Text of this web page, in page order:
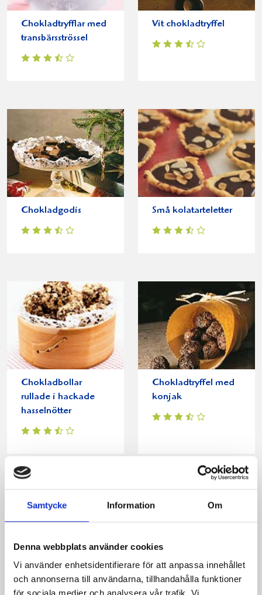
Samtycke Information Om
Denna webbplats använder cookies
Vi använder enhetsidentifierare för att anpassa innehållet
och annonserna till användarna, tillhandahålla funktioner
Chokladtryfflar med
transbärsströssel
Vit chokladtryffel
Chokladgodis Små kolatarteletter
Chokladbollar
rullade i hackade
hasselnötter
Chokladtryffel med
konjak
Produkter i receptet: